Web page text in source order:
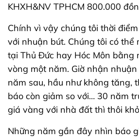
KHXH&NV TPHCM 800.000
Chính vì vậy chúng tôi thời
với nhuận bút. Chúng tôi có thể
tại Thủ Đức hay Hóc Môn bằng
vòng một năm. Giờ nhận
năm sau, hầu như không tăng,
báo còn giảm so với… 30 năm
giá vàng với nhà đất thì thôi
Những năm gần đây nhìn báo